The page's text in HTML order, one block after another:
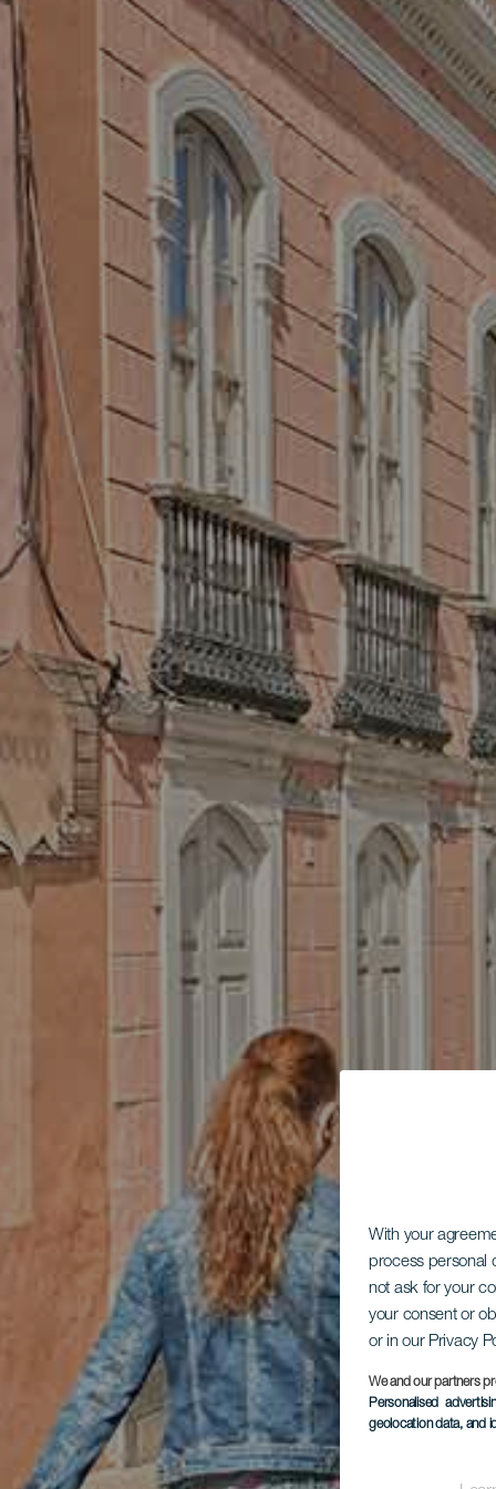
With your
process personal
not ask for your
your consent or
or in our Privacy
We and our partners
Personalised
geolocation data, and